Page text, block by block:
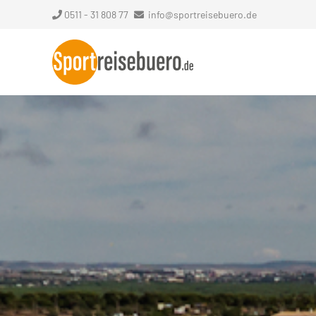
0511 - 31 808 77 info@sportreisebuero.de